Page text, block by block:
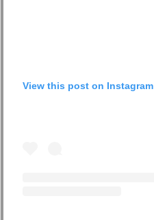
View this post on Instagram